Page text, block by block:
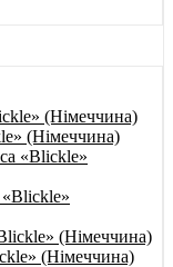
(Німеччина)
«Blickle»
(Німеччина)